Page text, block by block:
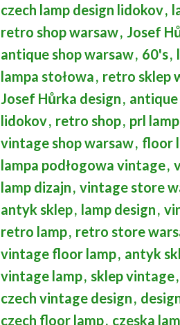
czech lamp design lidokov,
retro shop warsaw, Josef
antique shop warsaw, 60's,
lampa stołowa, retro sklep
Josef Hůrka design,
lidokov, retro shop, prl lamp
vintage shop warsaw, floor
lampa podłogowa vintage,
lamp dizajn, vintage store
antyk sklep, lamp design,
retro lamp, retro store
vintage floor lamp, antyk
vintage lamp, sklep vintage,
czech vintage design,
czech floor lamp, czeska